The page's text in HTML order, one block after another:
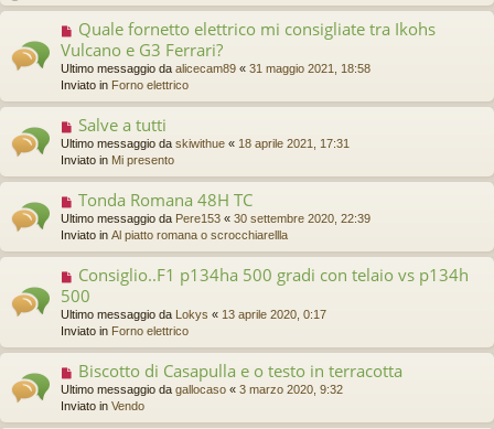
o
s
a
g
i
o
m
e
s
s
a
g
i
o
N
o
v
o
m
e
s
s
a
i
o
Quale fornetto elettrico mi consigliate tra Ikohs
Vulcano e G3 Ferrari?
Ultimo messaggio da alicecam89 « 31 maggio 2021, 18:58
Inviato in Forno elettrico
N
u
o
m
e
s
s
a
g
i
o
Salve a tutti
Ultimo messaggio da skiwithue « 18 aprile 2021, 17:31
Inviato in Mi presento
N
u
o
m
e
s
s
a
g
i
o
Tonda Romana 48H TC
Ultimo messaggio da Pere153 « 30 settembre 2020, 22:39
Inviato in Al piatto romana o scrocchiarellla
N
u
o
v
o
m
s
s
a
Consiglio..F1 p134ha 500 gradi con telaio vs p134h
500
Ultimo messaggio da Lokys « 13 aprile 2020, 0:17
Inviato in Forno elettrico
N
u
o
Biscotto di Casapulla e o testo in terracotta
Ultimo messaggio da gallocaso « 3 marzo 2020, 9:32
Inviato in Vendo